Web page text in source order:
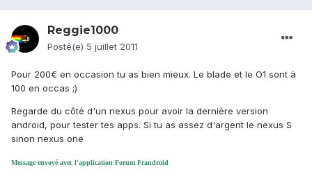
Reggie1000
Posté(e) 5 juillet 2011
Pour 200€ en occasion tu as bien mieux. Le blade et le O1 sont à
100 en occas ;)
Regarde du côté d'un nexus pour avoir la dernière version
android, pour tester tes apps. Si tu as assez d'argent le nexus S
sinon nexus one
Message envoyé avec l'application Forum Frandroid